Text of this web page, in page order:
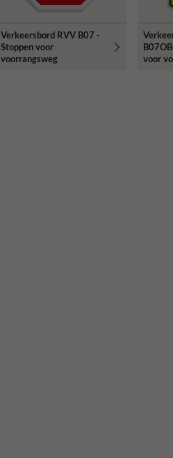
Verkeersbord RVV B07 -
Stoppen voor
voorrangsweg
voor